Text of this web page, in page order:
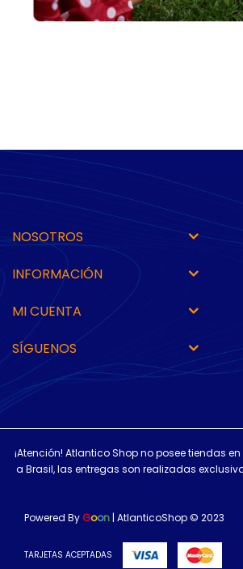
NOSOTROS
INFORMACIÓN
MI CUENTA
SÍGUENOS
¡Atención! Atlantico Shop no posee tiendas
a Brasil, las entregas son realizadas
Powered By Goon | AtlanticoShop © 2023
TARJETAS ACEPTADAS